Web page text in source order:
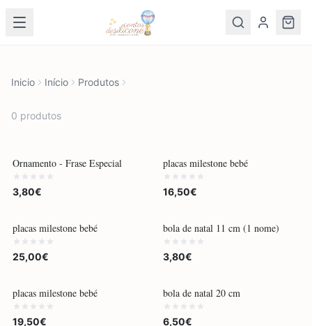
Inicio Início Produtos
0 produtos
Ornamento - Frase Especial
3,80€
placas milestone bebé
16,50€
placas milestone bebé
25,00€
bola de natal 11 cm (1 nome)
3,80€
placas milestone bebé
19,50€
bola de natal 20 cm
6,50€